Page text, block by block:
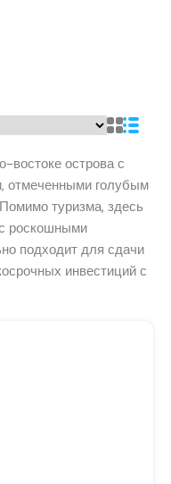
востоке острова с
отмеченными голубым
туризма, здесь
роскошными
подходит для сдачи
инвестиций с